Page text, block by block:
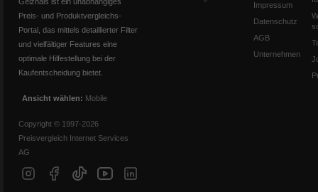
Preis- und Produktvergleichs-
Portal, das mittels detaillierter Filter
und vielfältiger Features eine
optimale Hilfestellung bei der
Kaufentscheidung bietet.
Ansicht wählen: Mobile
Copyright © 1997-2026
Preisvergleich Internet Services
AG
Impressum
Datenschutz
AGB
Unternehmen